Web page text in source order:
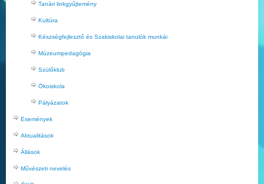
Tanári linkgyűjtemény
Kultúra
Készségfejlesztő és Szakiskolai tanulók munkái
Múzeumpedagógia
Szülőklub
Ökoiskola
Pályázatok
Események
Aktualitások
Állások
Művészeti nevelés